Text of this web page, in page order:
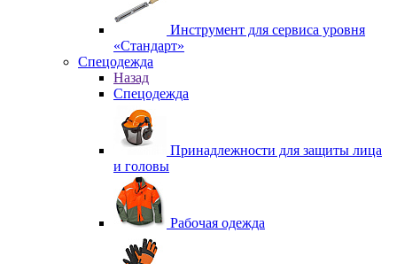
Инструмент для сервиса уровня
«Стандарт»
Спецодежда
Назад
Спецодежда
Принадлежности для защиты лица
и головы
Рабочая одежда